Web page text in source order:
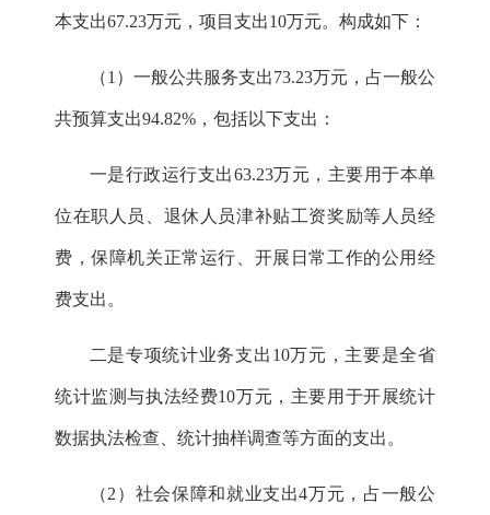
本支出67.23万元，项目支出10万元。构成如下：
（1 ）一般公共服务支出73.23万元，占一般公
共预算支出94.82% ，包括以下支出：
一是行政运行支出63.23万元，主要用于本单
位在职人员、退休人员津补贴工资奖励等人员经
费，保障机关正常运行、开展日常工作的公用经
费支出。
二是专项统计业务支出 10万元，主要是全省
统计监测与执法经费10万元，主要用于开展统计
数据执法检查、统计抽样调查等方面的支出。
（2 ）社会保障和就业支出4万元，占一般公